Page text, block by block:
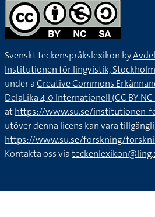
Svenskt teckenspråkslexikon by
Institutionen för lingvistik,
under aCreative Commons
DelaLika 4.0 Internationell (CC BY-
athttps://www.su.se/institutionen-
utöver denna licens kan vara
https://www.su.se/forskning/
Kontakta oss via